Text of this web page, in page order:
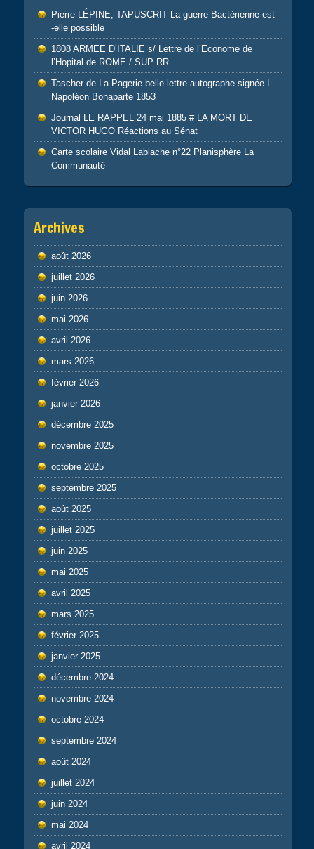
Pierre LÉPINE, TAPUSCRIT La guerre Bactérienne est
-elle possible
1808 ARMEE D’ITALIE s/ Lettre de l’Econome de
l’Hopital de ROME / SUP RR
Tascher de La Pagerie belle lettre autographe signée L.
Napoléon Bonaparte 1853
Journal LE RAPPEL 24 mai 1885 # LA MORT DE
VICTOR HUGO Réactions au Sénat
Carte scolaire Vidal Lablache n°22 Planisphère La
Communauté
Archives
août 2026
juillet 2026
juin 2026
mai 2026
avril 2026
mars 2026
février 2026
janvier 2026
décembre 2025
novembre 2025
octobre 2025
septembre 2025
août 2025
juillet 2025
juin 2025
mai 2025
avril 2025
mars 2025
février 2025
janvier 2025
décembre 2024
novembre 2024
octobre 2024
septembre 2024
août 2024
juillet 2024
juin 2024
mai 2024
avril 2024